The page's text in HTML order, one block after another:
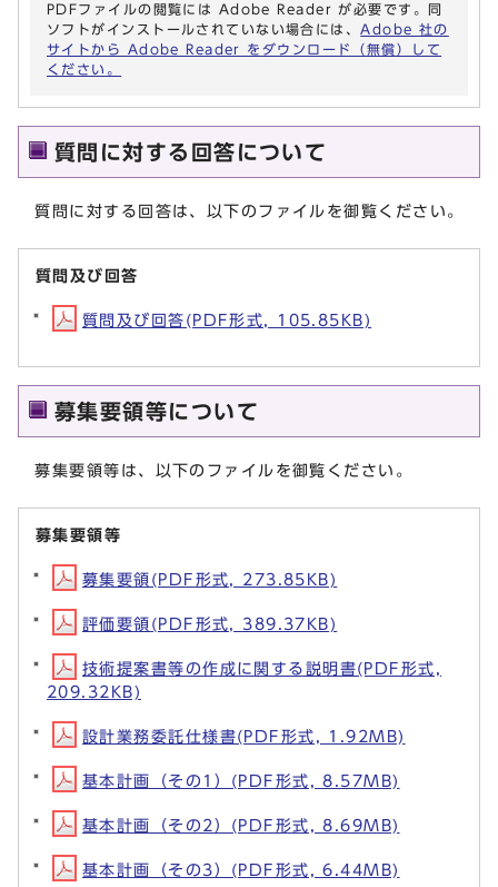
PDFファイルの閲覧には Adobe Reader が必要です。同
ソフトがインストールされていない場合には、 Adobe 社の
サイトから Adobe Reader をダウンロード（無償）して
ください。
質問に対する回答について
質問に対する回答は、以下のファイルを御覧ください。
質問及び回答
質問及び回答(PDF形式, 105.85KB)
募集要領等について
募集要領等は、以下のファイルを御覧ください。
募集要領等
募集要領(PDF形式, 273.85KB)
評価要領(PDF形式, 389.37KB)
技術提案書等の作成に関する説明書(PDF形式,
209.32KB)
設計業務委託仕様書(PDF形式, 1.92MB)
基本計画（その1）(PDF形式, 8.57MB)
基本計画（その2）(PDF形式, 8.69MB)
基本計画（その3）(PDF形式, 6.44MB)